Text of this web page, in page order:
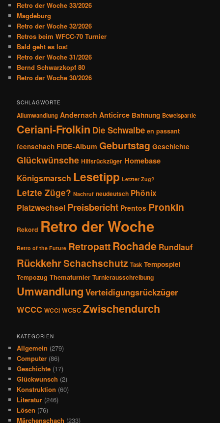
a
v
i
g
a
t
i
o
n
Retro der Woche 33/2026
Magdeburg
Retro der Woche 32/2026
Retros beim WFCC-70 Turnier
Bald geht es los!
Retro der Woche 31/2026
Bernd Schwarzkopf 80
Retro der Woche 30/2026
SCHLAGWORTE
Allumwandlung Andernach Anticirce Bahnung Beweispartie
Ceriani-Frolkin Die Schwalbe en passant
feenschach FIDE-Album Geburtstag Geschichte
Glückwünsche Hilfsrückzüger Homebase
Königsmarsch Lesetipp Letzter Zug?
Letzte Züge? Nachruf neudeutsch Phönix
Platzwechsel Preisbericht Prentos Pronkin
Rekord Retro der Woche
Retro of the Future RetropattRochade Rundlauf
RückkehrSchachschutz Task Tempospiel
Tempozug Thematurnier Turnierausschreibung
Umwandlung Verteidigungsrückzüger
WCCC WCCI WCSC Zwischendurch
KATEGORIEN
Allgemein (279)
Computer (86)
Geschichte (17)
Glückwunsch (2)
Konstruktion (60)
Literatur (246)
Lösen (76)
Märchenschach (233)